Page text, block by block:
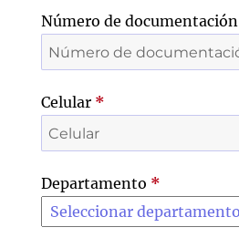
Número de documentación
Celular *
Departamento *